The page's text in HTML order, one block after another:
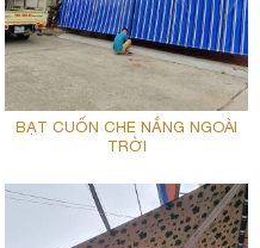
BẠT CUỐN CHE NẮNG NGOÀI
TRỜI